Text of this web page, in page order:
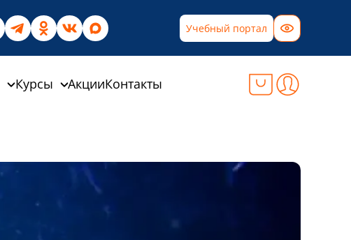
Учебный портал
Курсы АкцииКонтакты